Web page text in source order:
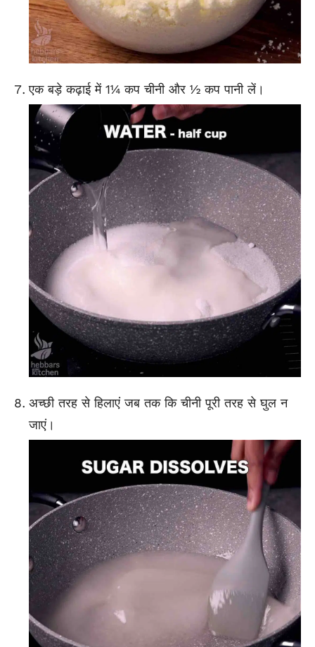
एक बड़े कढ़ाई में 1¼ कप चीनी और ½ कप पानी लें।
अच्छी तरह से हिलाएं जब तक कि चीनी पूरी तरह से घुल न
जाएं।